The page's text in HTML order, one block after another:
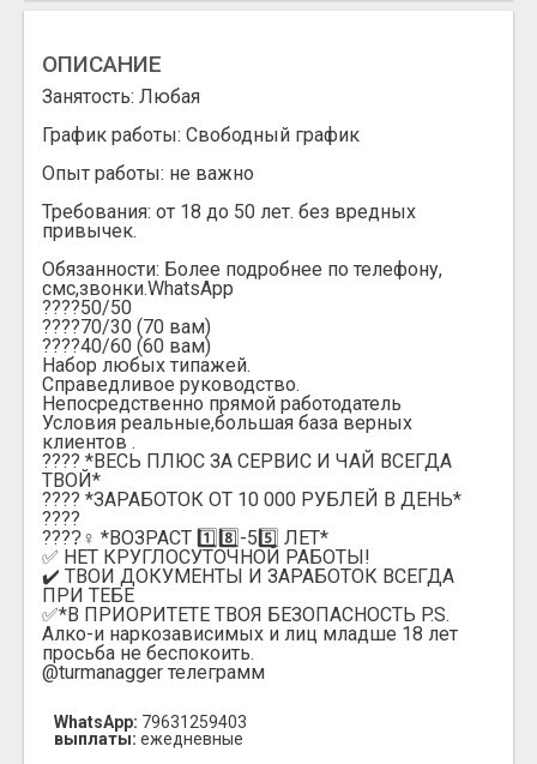
ОПИСАНИЕ
Занятость: Любая
График работы: Свободный график
Опыт работы: не важно
Требования: от 18 до 50 лет. без вредных
привычек.
Обязанности: Более подробнее по телефону,
смс,звонки.WhatsApp
????50/50
????70/30 (70 вам)
????40/60 (60 вам)
Набор любых типажей.
Справедливое руководство.
Непосредственно прямой работодатель
Условия реальные,большая база верных
клиентов .
???? *ВЕСЬ ПЛЮС ЗА СЕРВИС И ЧАЙ ВСЕГДА
ТВОЙ*
???? *ЗАРАБОТОК ОТ 10 000 РУБЛЕЙ В ДЕНЬ*
????
????‍♀ *ВОЗРАСТ 1️⃣8️⃣-55️⃣ ЛЕТ*
✅ НЕТ КРУГЛОСУТОЧНОЙ РАБОТЫ!
✔️ ТВОИ ДОКУМЕНТЫ И ЗАРАБОТОК ВСЕГДА
ПРИ ТЕБЕ
✅*В ПРИОРИТЕТЕ ТВОЯ БЕЗОПАСНОСТЬ P.S.
Алко-и наркозависимых и лиц младше 18 лет
просьба не беспокоить.
@turmanagger телеграмм
WhatsApp: 79631259403
выплаты: ежедневные